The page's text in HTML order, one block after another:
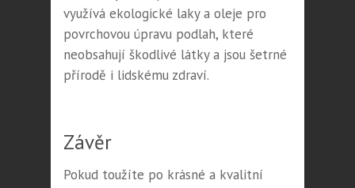
využívá ekologické laky a oleje pro
povrchovou úpravu podlah, které
neobsahují škodlivé látky a jsou šetrné k
přírodě i lidskému zdraví.
Závěr
Pokud toužíte po krásné a kvalitní